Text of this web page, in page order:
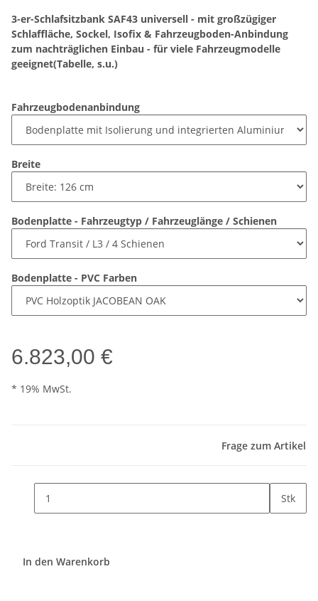
3-er-Schlafsitzbank SAF43 universell - mit großzügiger
Schlaffläche, Sockel, Isofix & Fahrzeugboden-Anbindung
zum nachträglichen Einbau - für viele Fahrzeugmodelle
geeignet(Tabelle, s.u.)
Fahrzeugbodenanbindung
Breite
Bodenplatte - Fahrzeugtyp / Fahrzeuglänge / Schienen
Bodenplatte - PVC Farben
6.823,00 €
* 19% MwSt.
Frage zum Artikel
Stk
In den Warenkorb